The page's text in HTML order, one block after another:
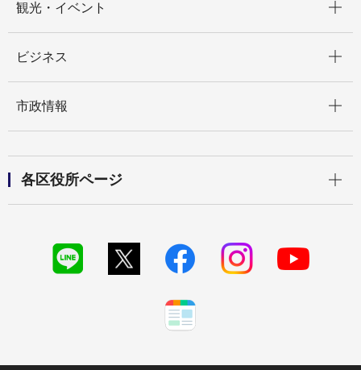
観光・イベント
ビジネス
市政情報
各区役所ページ